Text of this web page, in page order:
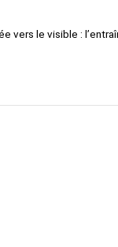
vers le visible :